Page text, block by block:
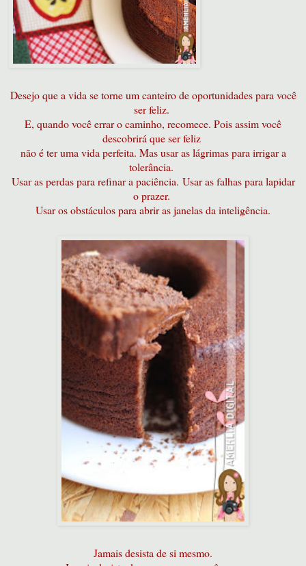
Desejo que a vida se torne um canteiro de oportunidades para você
ser feliz.
E, quando você errar o caminho, recomece. Pois assim você
descobrirá que ser feliz
não é ter uma vida perfeita. Mas usar as lágrimas para irrigar a
tolerância.
Usar as perdas para refinar a paciência. Usar as falhas para lapidar
o prazer.
Usar os obstáculos para abrir as janelas da inteligência.
Jamais desista de si mesmo.